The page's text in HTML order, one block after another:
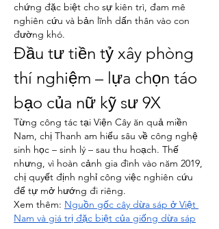
chứng đặc biệt cho sự kiên trì, đam mê
nghiên cứu và bản lĩnh dấn thân vào con
đường khó.
Đầu tư tiền tỷ xây phòng
thí nghiệm – lựa chọn táo
bạo của nữ kỹ sư 9X
Từng công tác tại Viện Cây ăn quả miền
Nam, chị Thanh am hiểu sâu về công nghệ
sinh học – sinh lý – sau thu hoạch. Thế
nhưng, vì hoàn cảnh gia đình vào năm 2019,
chị quyết định nghỉ công việc nghiên cứu
để tự mở hướng đi riêng.
Xem thêm: Nguồn gốc cây dừa sáp ở Việt
Nam và giá trị đặc biệt của giống dừa sáp